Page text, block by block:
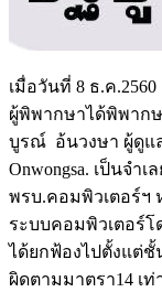
เมื่อวันที่ 8 ธ.ค
ผู้พิพากษาได้พิพาก
บูรณ์ อ้นวงษา ผู้ดูแล
Onwongsa. เป็นจำ
พรบ.คอมพิวเตอร์ฯ
ระบบคอมพิวเตอร์
ได้ยกฟ้องไปตั้งแต่
ผิดตามมาตรา14 เท่